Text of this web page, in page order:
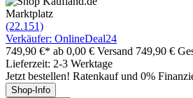
Marktplatz
(22.151)
Verkäufer: OnlineDeal24
749,90 €* ab 0,00 € Versand 749,90 €
Lieferzeit: 2-3 Werktage
Jetzt bestellen! Ratenkauf und 0%
Shop-Info